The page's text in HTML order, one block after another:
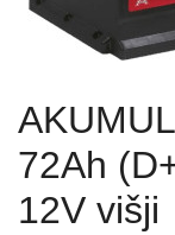
72Ah
12V višji